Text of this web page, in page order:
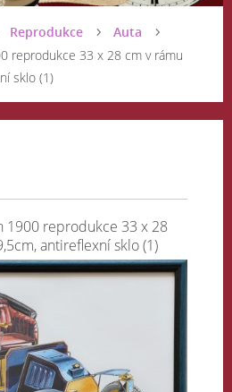
Reprodukce
Auta
reprodukce 33 x 28 cm v rámu
sklo (1)
1900 reprodukce 33 x 28
antireflexní sklo (1)